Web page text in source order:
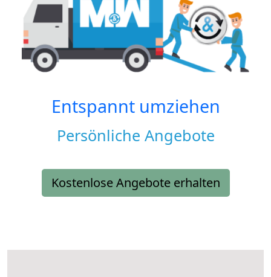
Entspannt umziehen
Persönliche Angebote
Kostenlose Angebote erhalten